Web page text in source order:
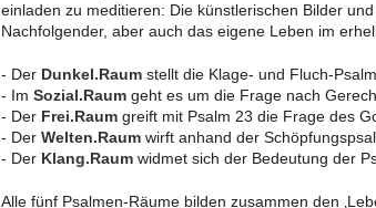
einladen zu meditieren: Die künstlerischen Bilder
Nachfolgender, aber auch das eigene Leben im
- Der Dunkel.Raum stellt die Klage- und Fluch-
- Im Sozial.Raum geht es um die Frage nach
- Der Frei.Raum greift mit Psalm 23 die Frage des
- Der Welten.Raum wirft anhand der
- Der Klang.Raum widmet sich der Bedeutung der
Alle fünf Psalmen-Räume bilden zusammen den